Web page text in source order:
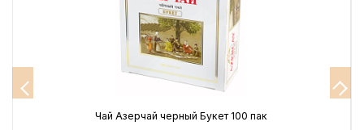
Чай Азерчай черный Букет 100 пак